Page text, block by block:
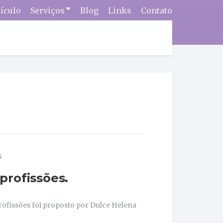
Serviços Blog Links Contato
foi proposto por Dulce Helena